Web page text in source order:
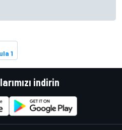
1
indirin